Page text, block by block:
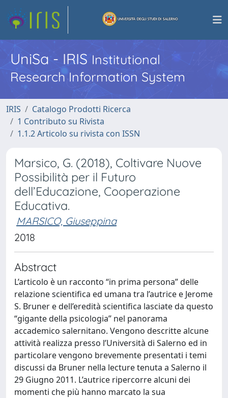
UniSa - IRISInstitutional
Research Information System
IRIS
Catalogo Prodotti Ricerca
1 Contributo su Rivista
1.1.2 Articolo su rivista con ISSN
Marsico, G. (2018), Coltivare Nuove
Possibilità per il Futuro
dell’Educazione, Cooperazione
Educativa.
MARSICO, Giuseppina
2018
Abstract
L’articolo è un racconto “in prima persona” delle
relazione scientifica ed umana tra l’autrice e Jerome
S. Bruner e dell’eredità scientifica lasciate da questo
“gigante della psicologia” nel panorama
accademico salernitano. Vengono descritte alcune
attività realizza presso l’Università di Salerno ed in
particolare vengono brevemente presentati i temi
discussi da Bruner nella lecture tenuta a Salerno il
29 Giugno 2011. L’autrice ripercorre alcuni dei
momenti che più hanno marcato la sua